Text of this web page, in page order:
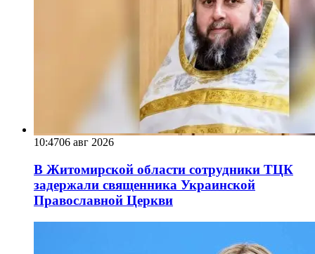
10:4706 авг 2026
В Житомирской области сотрудники ТЦК
задержали священника Украинской
Православной Церкви